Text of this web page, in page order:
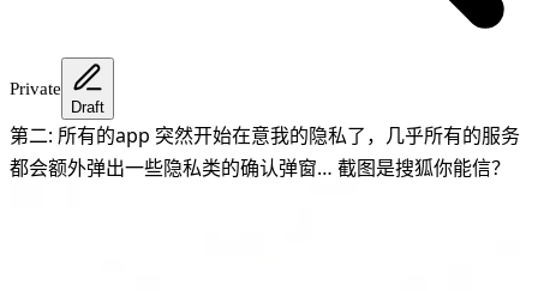
Private
Draft
第二: 所有的app 突然开始在意我的隐私了，几乎所有的服务
都会额外弹出一些隐私类的确认弹窗… 截图是搜狐你能信？